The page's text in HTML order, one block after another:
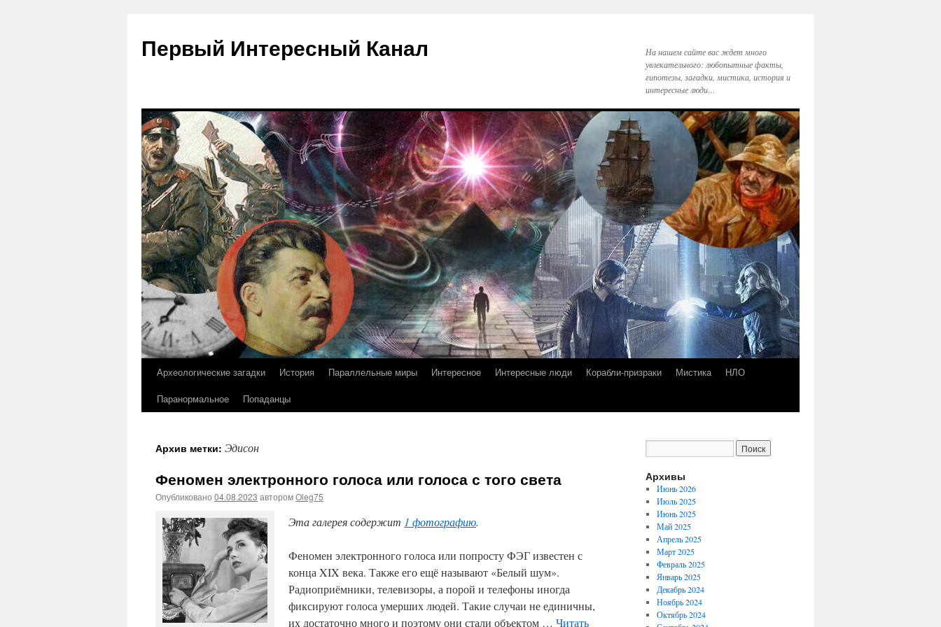
Первый Интересный Канал
На нашем сайте вас ждет много
увлекательного: любопытные факты,
гипотезы, загадки, мистика, история и
интересные люди…
Перейти
Археологические загадки История Параллельные миры Интересное Интересные люди Корабли-призраки Мистика
НЛО
Паранормальное
Попаданцы
Архив метки: Эдисон
Феномен электронного голоса или голоса с того света
Опубликовано 04.08.2023 авторомOleg75
Эта галерея содержит 1 фотографию.
Феномен электронного голоса или попросту ФЭГ известен с
конца XIX века. Также его ещё называют «Белый шум».
Радиоприёмники, телевизоры, а порой и телефоны иногда
фиксируют голоса умерших людей. Такие случаи не единичны,
их достаточно много и поэтому они стали объектом … Читать
Архивы
Июнь 2026
Июль 2025
Июнь 2025
Май 2025
Апрель 2025
Март 2025
Февраль 2025
Январь 2025
Декабрь 2024
Ноябрь 2024
Октябрь 2024